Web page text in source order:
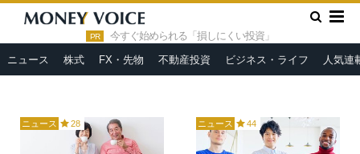
PR 今すぐ始められる「損しにくい投資」
ニュース 株式 FX・先物 不動産投資 ビジネス・ライフ 人気連
HOME » 俣野成敏
される日本。これは、インフ
レーションを通り越したスタ
グフレーションの前触れなの
でしょうか。今回は「インフ
る人は少なからずいるでしょ
う。でも実際に起業できる人
はほんのひと握りです。若く
して事業を起こせる人…
ニュース 28 ニュース 44